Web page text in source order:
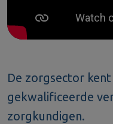
De zorgsector
gekwalificeerde
zorgkundigen.